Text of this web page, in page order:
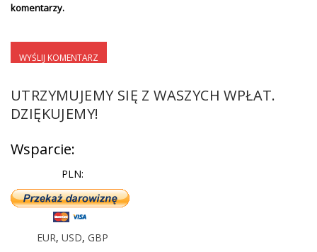
komentarzy.
UTRZYMUJEMY SIĘ Z WASZYCH WPŁAT.
DZIĘKUJEMY!
Wsparcie:
PLN:
EUR, USD, GBP